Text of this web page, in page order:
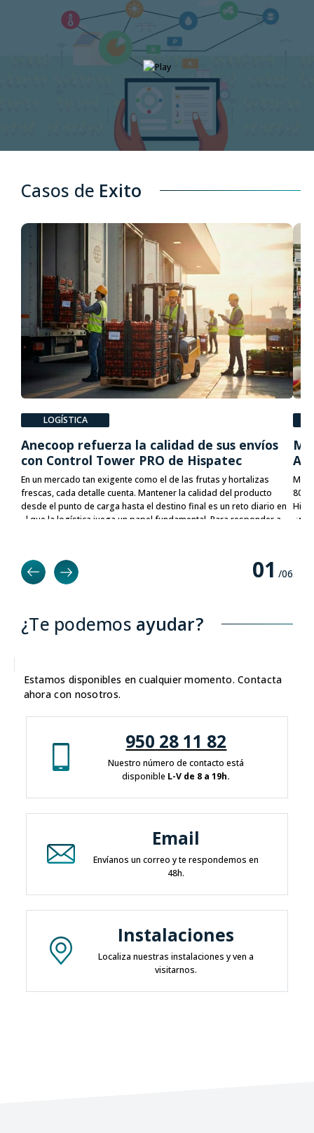
Casos de Exito
LOGÍSTICA
Anecoop refuerza la calidad de sus envíos
con Control Tower PRO de Hispatec
En un mercado tan exigente como el de las frutas y hortalizas
frescas, cada detalle cuenta. Mantener la calidad del producto
desde el punto de carga hasta el destino final es un reto diario en
el que la logística juega un papel fundamental. Para responder a
plataforma de Hispatec para la monitorización y gestión
inteligente de la logística.
80
01 /06
¿Te podemos ayudar?
Estamos disponibles en cualquier momento. Contacta
ahora con nosotros.
950 28 11 82
Nuestro número de contacto está
disponible L-V de 8 a 19h.
Email
Envíanos un correo y te respondemos en
48h.
Instalaciones
Localiza nuestras instalaciones y ven a
visitarnos.